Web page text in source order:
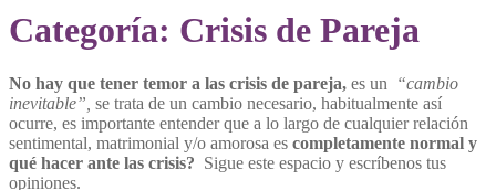
Categoría: Crisis de Pareja
No hay que tener temor a las crisis de pareja, es un
“cambio
inevitable”, se trata de un cambio necesario, habitualmente así
ocurre, es importante entender que a lo largo de cualquier relación
sentimental, matrimonial y/o amorosa es completamente normal y
qué hacer ante las crisis? Sigue este espacio y escríbenos tus
opiniones.